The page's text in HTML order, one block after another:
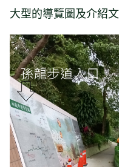
大型的導覽圖及介紹